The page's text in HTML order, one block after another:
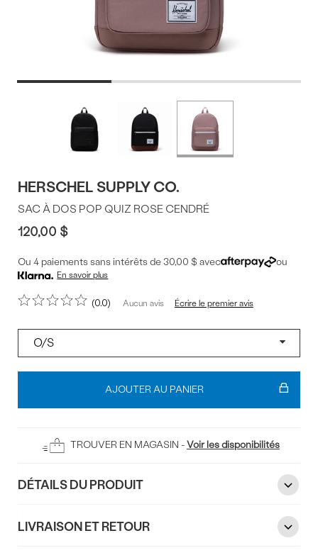
produit
HERSCHEL SUPPLY CO.
0.0 Aucun avis Écrire le premier avis
SAC À DOS POP QUIZ ROSE CENDRÉ
120,00 $
Ou 4 paiements sans intérêts de 30,00 $ avec ou
En savoir plus
Pointure
Ajouter
panier
AJOUTER AU PANIER
TROUVER EN MAGASIN -Voir les disponibilités
DÉTAILS DU PRODUIT
LIVRAISON ET RETOUR